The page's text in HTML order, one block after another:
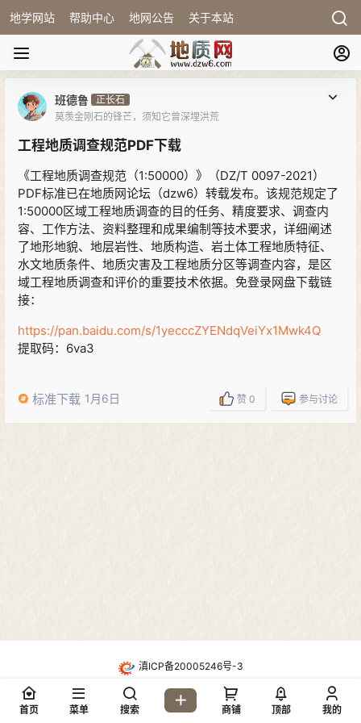
地学网站 帮助中心 地网公告 关于本站
班德鲁
正长石
莫羡金刚石的锋芒，须知它曾深埋洪荒
工程地质调查规范PDF下载
《工程地质调查规范（1:50000）》（DZ/T 0097-2021）
PDF标准已在地质网论坛（dzw6）转载发布。该规范规定了
1:50000区域工程地质调查的目的任务、精度要求、调查内
容、工作方法、资料整理和成果编制等技术要求，详细阐述
了地形地貌、地层岩性、地质构造、岩土体工程地质特征、
水文地质条件、地质灾害及工程地质分区等调查内容，是区
域工程地质调查和评价的重要技术依据。免登录网盘下载链
接：
https://pan.baidu.com/s/1yecccZYENdqVeiYx1Mwk4Q
提取码：6va3
标准下载 1月6日 赞 0 参与讨论
滇ICP备20005246号-3
・
酷盾高防CDN防护
Copyright © 2026
地质网论坛(dzw6.com)
首页 菜单 搜索 商铺 顶部 我的